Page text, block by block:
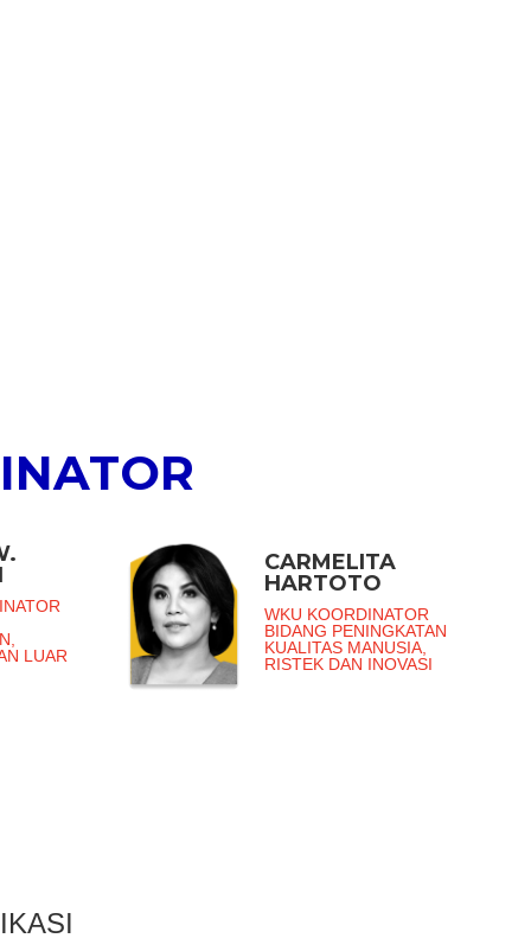
LUAR
CARMELITA
HARTOTO
WKU KOORDINATOR
BIDANG PENINGKATAN
KUALITAS MANUSIA,
RISTEK DAN INOVASI